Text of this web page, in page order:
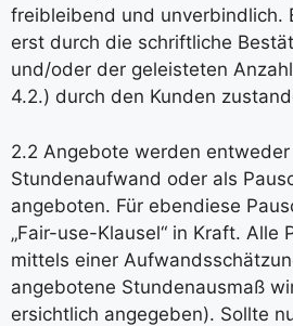
freibleibend und unverbindlich.
erst durch die schriftliche
und/oder der geleisteten
4.2.) durch den Kunden
2.2 Angebote werden entweder
Stundenaufwand oder als
angeboten. Für ebendiese
„Fair-use-Klausel“ in Kraft. Alle
mittels einer
angebotene Stundenausmaß
ersichtlich angegeben). Sollte